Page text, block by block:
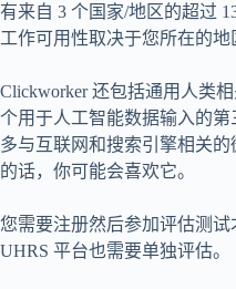
有来自 3 个国家/地区的超过
工作可用性取决于您所在的地
Clickworker 还包括通用人类
个用于人工智能数据输入的
多与互联网和搜索引擎相关
的话，你可能会喜欢它。
您需要注册然后参加评估测试
UHRS 平台也需要单独评估。